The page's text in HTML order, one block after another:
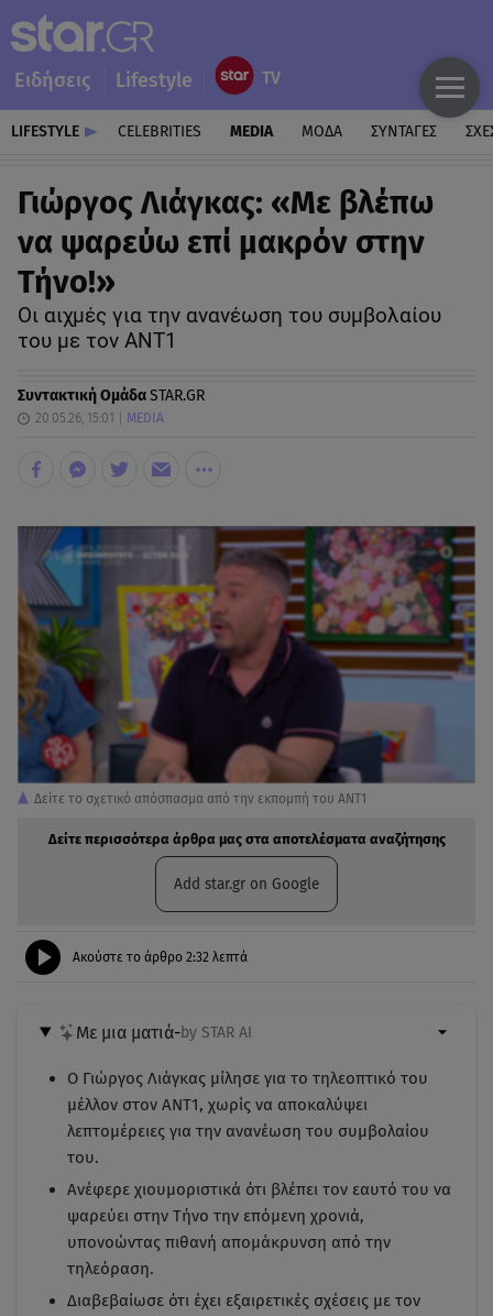
Ειδήσεις Lifestyle
LIFESTYLE CELEBRITIES MEDIA ΜΟΔΑ ΣΥΝΤΑΓΕΣ
Γιώργος Λιάγκας: «Με βλέπω
να ψαρεύω επί μακρόν στην
Τήνο!»
Οι αιχμές για την ανανέωση του συμβολαίου
του με τον ΑΝΤ1
Συντακτική ΟμάδαSTAR.GR
20.05.26, 15:01 MEDIA
Δείτε το σχετικό απόσπασμα από την εκπομπή του ΑΝΤ1
Δείτε περισσότερα άρθρα μας στα αποτελέσματα αναζήτησης
Add star.gr on Google
Ακούστε το άρθρο 2:32 λεπτά
Με μια ματιά-by STAR AI
Ο Γιώργος Λιάγκας μίλησε για το τηλεοπτικό του
μέλλον στον ΑΝΤ1, χωρίς να αποκαλύψει
λεπτομέρειες για την ανανέωση του συμβολαίου
του.
Ανέφερε χιουμοριστικά ότι βλέπει τον εαυτό του να
ψαρεύει στην Τήνο την επόμενη χρονιά,
υπονοώντας πιθανή απομάκρυνση από την
τηλεόραση.
Διαβεβαίωσε ότι έχει εξαιρετικές σχέσεις με τον